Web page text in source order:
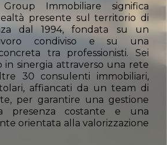
Immobiliare significa
presente sul territorio di
dal 1994, fondata su un
condiviso e su una
tra professionisti. Sei
in sinergia attraverso una rete
30 consulenti immobiliari,
affiancati da un team di
per garantire una gestione
presenza costante e una
orientata alla valorizzazione